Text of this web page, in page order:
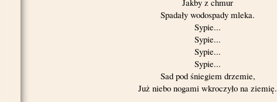
Spadały wodospady mleka.
Sypie...
Sypie...
Sypie...
Sypie...
Sad pod śniegiem drzemie,
Już niebo nogami wkroczyło na ziemię.